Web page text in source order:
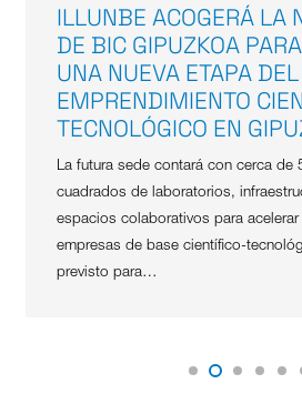
ILLUNBE ACOGERÁ LA
DE BIC GIPUZKOA
UNA NUEVA ETAPA DEL
EMPRENDIMIENTO
TECNOLÓGICO EN
La futura sede contará con cerca de
cuadrados de laboratorios,
espacios colaborativos para
empresas de base científico-
previsto para…